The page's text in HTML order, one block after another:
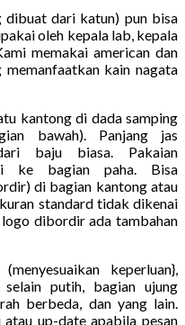
dibuat dari katun) pun bisa
oleh kepala lab, kepala
memakai american dan
kain nagata
kantong di dada samping
bawah). Panjang jas
baju biasa. Pakaian
ke bagian paha. Bisa
di bagian kantong atau
standard tidak dikenai
dibordir ada tambahan
keperluan},
selain putih, bagian ujung
berbeda, dan yang lain.
up-date apabila pesan